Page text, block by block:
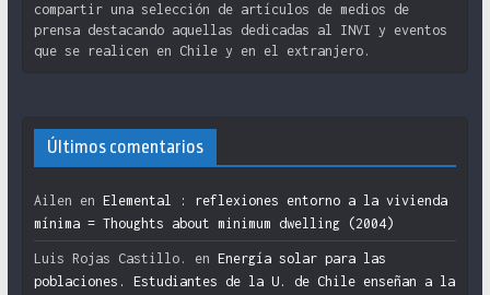
compartir una selección de artículos de medios de
prensa destacando aquellas dedicadas al INVI y eventos
que se realicen en Chile y en el extranjero.
Últimos comentarios
Ailen en Elemental : reflexiones entorno a la vivienda
mínima = Thoughts about minimum dwelling (2004)
Luis Rojas Castillo. en Energía solar para las
poblaciones. Estudiantes de la U. de Chile enseñan a la